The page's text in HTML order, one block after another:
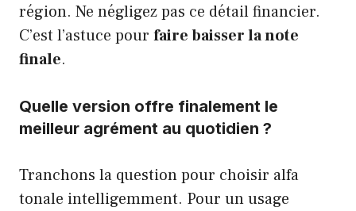
région. Ne négligez pas ce détail financier.
C’est l’astuce pour faire baisser la note
finale.
Quelle version offre finalement le
meilleur agrément au quotidien ?
Tranchons la question pour choisir alfa
tonale intelligemment. Pour un usage